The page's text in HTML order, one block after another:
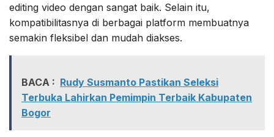
editing video dengan sangat baik. Selain itu,
kompatibilitasnya di berbagai platform membuatnya
semakin fleksibel dan mudah diakses.
BACA : Rudy Susmanto Pastikan Seleksi
Terbuka Lahirkan Pemimpin Terbaik Kabupaten
Bogor